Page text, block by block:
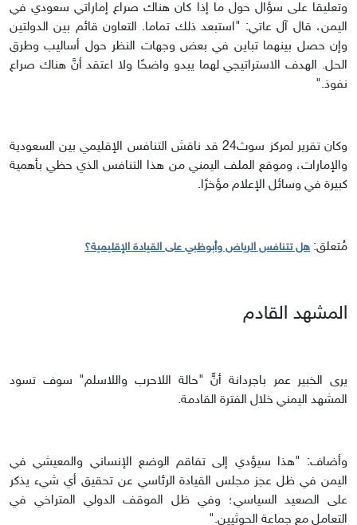
وتعليقا على سؤال حول ما إذا كان هناك صراع إماراتي سعودي في
اليمن، قال آل عاتي: "استبعد ذلك تماما. التعاون قائم بين الدولتين
وإن حصل بينهما تباين في بعض وجهات النظر حول أساليب وطرق
الحل. الهدف الاستراتيجي لهما يبدو واضحًا ولا اعتقد أنَّ هناك صراع
نفوذ."
وكان تقرير لمركز سوث24 قد ناقش التنافس الإقليمي بين السعودية
والإمارات، وموقع الملف اليمني من هذا التنافس الذي حظي بأهمية
كبيرة في وسائل الإعلام مؤخرًا.
مُتعلق: هل تتنافس الرياض وأبوظبي على القيادة الإقليمية؟
المشهد القادم
يرى الخبير عمر باجردانة أنًّ "حالة اللاحرب واللاسلم" سوف تسود
المشهد اليمني خلال الفترة القادمة.
وأضاف: "هذا سيؤدي إلى تفاقم الوضع الإنساني والمعيشي في
اليمن في ظل عجز مجلس القيادة الرئاسي عن تحقيق أي شيء يذكر
على الصعيد السياسي؛ وفي ظل الموقف الدولي المتراخي في
التعامل مع جماعة الحوثيين."